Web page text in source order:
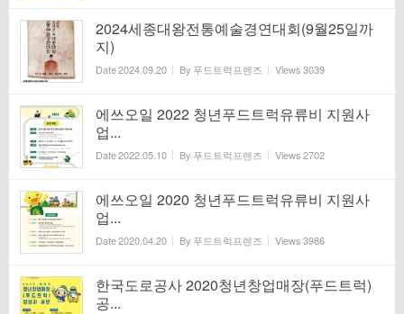
2024세종대왕전통예술경연대회(9월25일까
지)
Date2024.09.20 By 푸드트럭프렌즈 Views3039
에쓰오일 2022 청년푸드트럭유류비 지원사
업...
Date2022.05.10 By 푸드트럭프렌즈 Views2702
에쓰오일 2020 청년푸드트럭유류비 지원사
업...
Date2020.04.20 By 푸드트럭프렌즈 Views3986
한국도로공사 2020청년창업매장(푸드트럭)
공...